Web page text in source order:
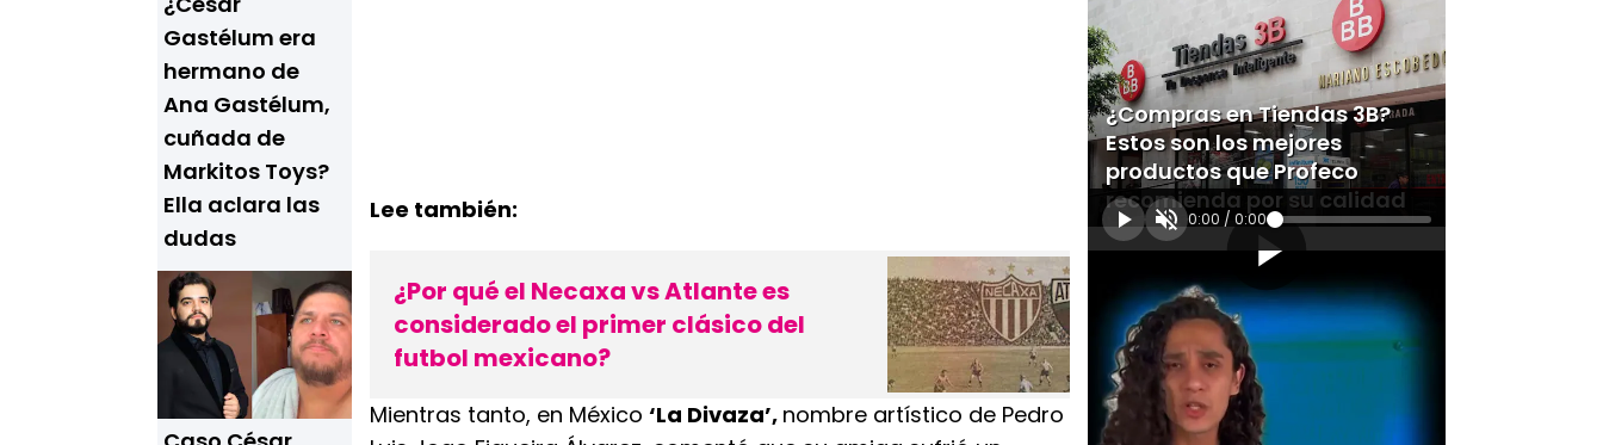
Gastélum era
hermano de
Ana Gastélum,
cuñada de
Markitos Toys?
Ella aclara las
dudas
Lee también:
¿Por qué el Necaxa vs Atlante es
considerado el primer clásico del
futbol mexicano?
Mientras tanto, en México ‘La Divaza’, nombre artístico de Pedro
¿Compras en Tiendas 3B?
Estos son los mejores
productos que Profeco
recomienda por su calidad
0:00 / 0:00
[Publicidad]